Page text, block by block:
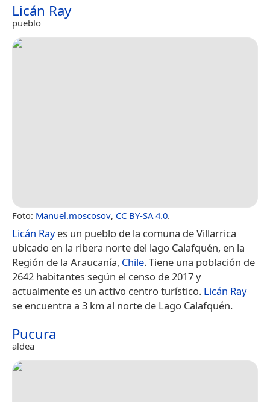
Licán Ray
pueblo
Foto: Manuel.moscosov, CC BY-SA 4.0.
Licán Rayes un pueblo de la comuna de Villarrica
ubicado en la ribera norte del lago Calafquén, en la
Región de la Araucanía, Chile. Tiene una población de
2642 habitantes según el censo de 2017​ y
actualmente es un activo centro turístico. Licán Ray
se encuentra a 3 km al norte de Lago Calafquén.
Pucura
aldea